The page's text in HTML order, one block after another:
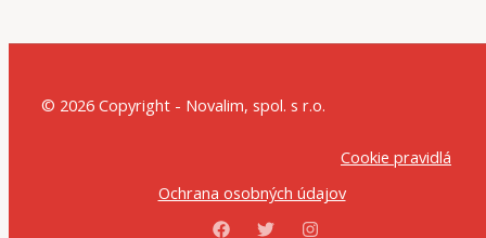
© 2026 Copyright - Novalim, spol. s r.o.
Cookie pravidlá
Ochrana osobných údajov